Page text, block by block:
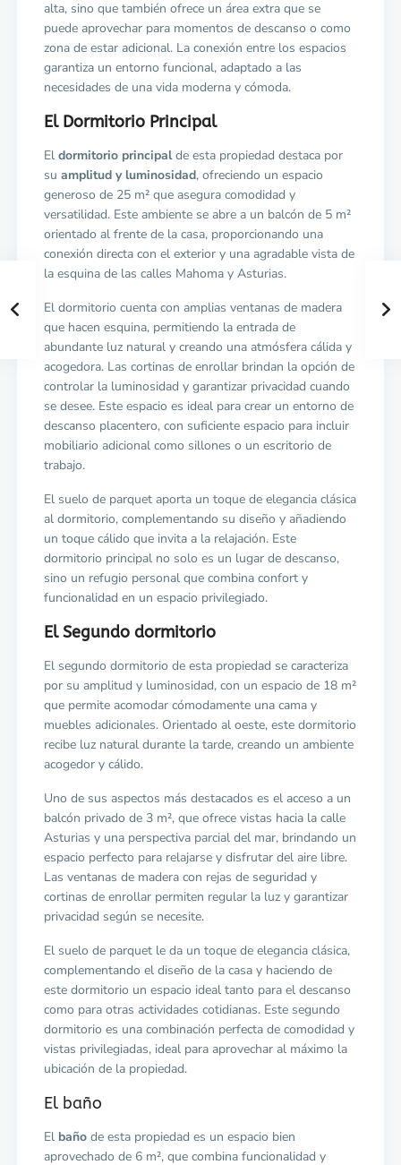
alta, sino que también ofrece un área extra que se
puede aprovechar para momentos de descanso o como
zona de estar adicional. La conexión entre los espacios
garantiza un entorno funcional, adaptado a las
necesidades de una vida moderna y cómoda.
El Dormitorio Principal
El dormitorio principalde esta propiedad destaca por
su amplitud y luminosidad, ofreciendo un espacio
generoso de 25 m² que asegura comodidad y
versatilidad. Este ambiente se abre a un balcón de 5 m²
orientado al frente de la casa, proporcionando una
conexión directa con el exterior y una agradable vista de
la esquina de las calles Mahoma y Asturias.
El dormitorio cuenta con amplias ventanas de madera
que hacen esquina, permitiendo la entrada de
abundante luz natural y creando una atmósfera cálida y
acogedora. Las cortinas de enrollar brindan la opción de
controlar la luminosidad y garantizar privacidad cuando
se desee. Este espacio es ideal para crear un entorno de
descanso placentero, con suficiente espacio para incluir
mobiliario adicional como sillones o un escritorio de
trabajo.
El suelo de parquet aporta un toque de elegancia clásica
al dormitorio, complementando su diseño y añadiendo
un toque cálido que invita a la relajación. Este
dormitorio principal no solo es un lugar de descanso,
sino un refugio personal que combina confort y
funcionalidad en un espacio privilegiado.
El Segundo dormitorio
El segundo dormitorio de esta propiedad se caracteriza
por su amplitud y luminosidad, con un espacio de 18 m²
que permite acomodar cómodamente una cama y
muebles adicionales. Orientado al oeste, este dormitorio
recibe luz natural durante la tarde, creando un ambiente
acogedor y cálido.
Uno de sus aspectos más destacados es el acceso a un
balcón privado de 3 m², que ofrece vistas hacia la calle
Asturias y una perspectiva parcial del mar, brindando un
espacio perfecto para relajarse y disfrutar del aire libre.
Las ventanas de madera con rejas de seguridad y
cortinas de enrollar permiten regular la luz y garantizar
privacidad según se necesite.
El suelo de parquet le da un toque de elegancia clásica,
complementando el diseño de la casa y haciendo de
este dormitorio un espacio ideal tanto para el descanso
como para otras actividades cotidianas. Este segundo
dormitorio es una combinación perfecta de comodidad y
vistas privilegiadas, ideal para aprovechar al máximo la
ubicación de la propiedad.
El baño
El bañode esta propiedad es un espacio bien
aprovechado de 6 m², que combina funcionalidad y